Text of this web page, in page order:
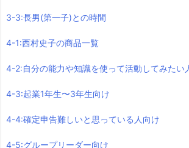
3-3:長男(第一子)との時間
4-1:西村史子の商品一覧
4-2:自分の能力や知識を使って活動してみたい
4-3:起業1年生〜3年生向け
4-4:確定申告難しいと思っている人向け
4-5:グループリーダー向け